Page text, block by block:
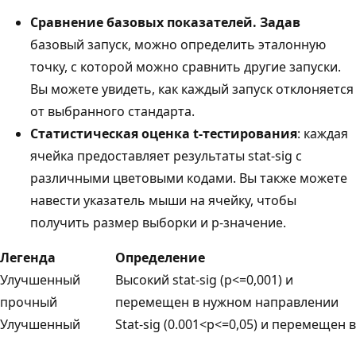
Сравнение базовых показателей. Задав
базовый запуск, можно определить эталонную
точку, с которой можно сравнить другие запуски.
Вы можете увидеть, как каждый запуск отклоняется
от выбранного стандарта.
Статистическая оценка t-тестирования: каждая
ячейка предоставляет результаты stat-sig с
различными цветовыми кодами. Вы также можете
навести указатель мыши на ячейку, чтобы
получить размер выборки и p-значение.
Легенда
Определение
Улучшенный
прочный
Высокий stat-sig (p<=0,001) и
перемещен в нужном направлении
Улучшенный
Stat-sig (0.001<p<=0,05) и перемещен в